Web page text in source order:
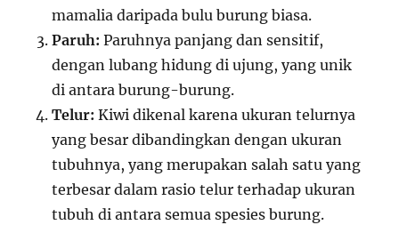
mamalia daripada bulu burung biasa.
Paruh: Paruhnya panjang dan sensitif,
dengan lubang hidung di ujung, yang unik
di antara burung-burung.
Telur: Kiwi dikenal karena ukuran telurnya
yang besar dibandingkan dengan ukuran
tubuhnya, yang merupakan salah satu yang
terbesar dalam rasio telur terhadap ukuran
tubuh di antara semua spesies burung.